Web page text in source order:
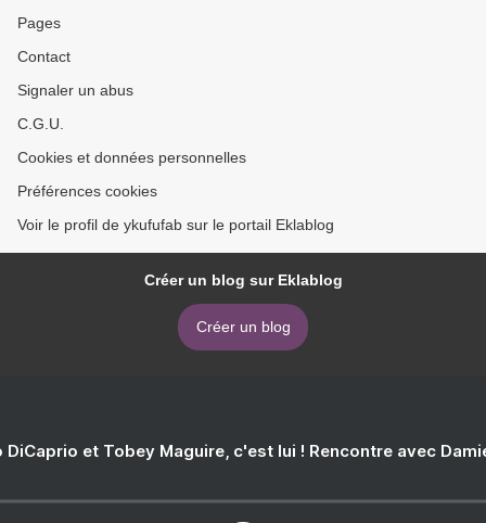
Pages
Contact
Signaler un abus
C.G.U.
Cookies et données personnelles
Préférences cookies
Voir le profil de ykufufab sur le portail Eklablog
Créer un blog sur Eklablog
Créer un blog
DiCaprio et Tobey Maguire, c'est lui ! Rencontre avec